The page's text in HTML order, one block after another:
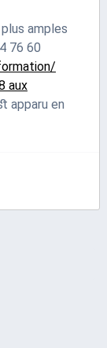
amples
76 60
aux
apparu en